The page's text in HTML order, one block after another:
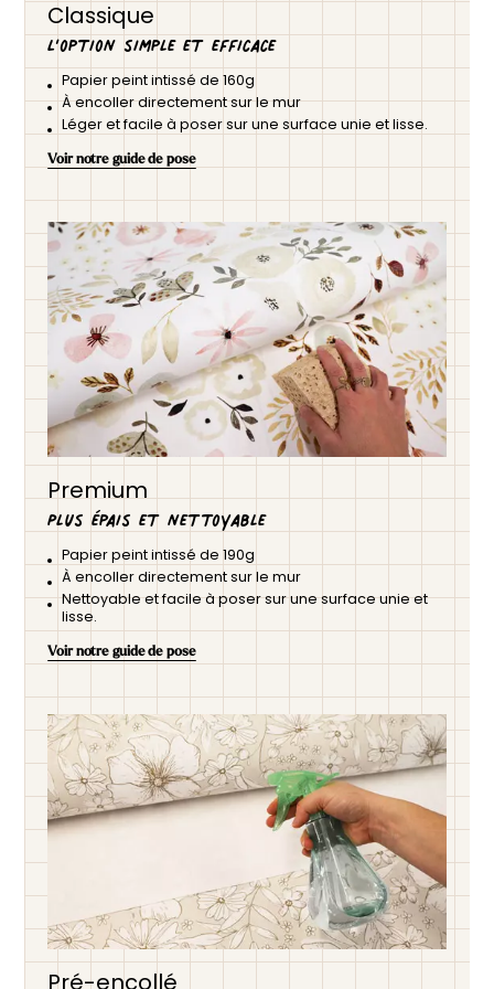
Classique
L’option simple et efficace
Papier peint intissé de 160g
À encoller directement sur le mur
Léger et facile à poser sur une surface unie et lisse.
Voir notre guide de pose
Premium
Plus épais et nettoyable
Papier peint intissé de 190g
À encoller directement sur le mur
Nettoyable et facile à poser sur une surface unie et
lisse.
Voir notre guide de pose
Pré-encollé